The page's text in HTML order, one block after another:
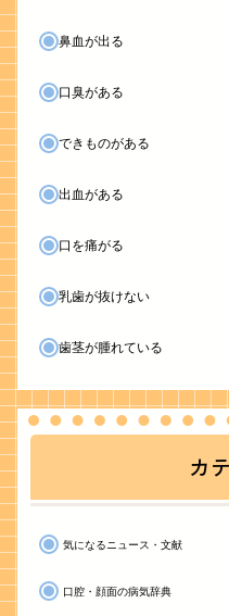
鼻血が出る
口臭がある
できものがある
出血がある
口を痛がる
乳歯が抜けない
歯茎が腫れている
カ
気になるニュース・文献
口腔・顔面の病気辞典